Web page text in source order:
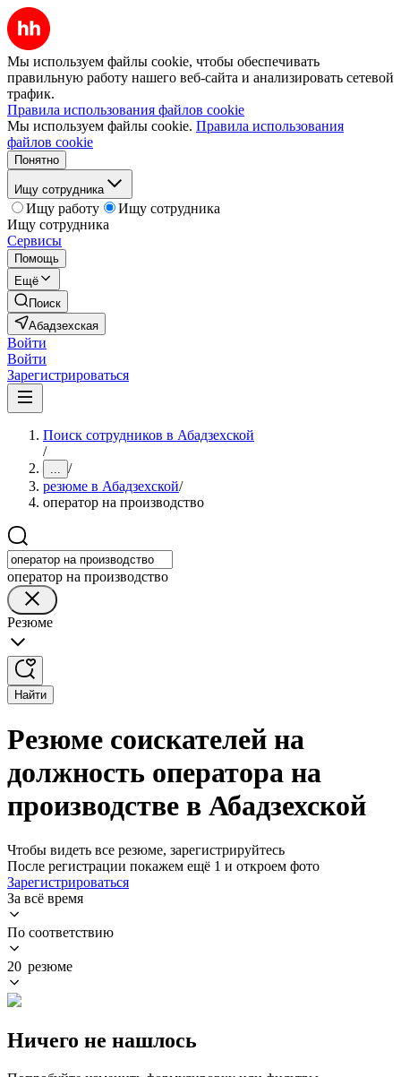
Мы используем файлы cookie, чтобы обеспечивать
правильную работу нашего веб-сайта и анализировать сетевой
трафик.
Правила использования файлов cookie
Мы используем файлы cookie. Правила использования
файлов cookie
Понятно
Ищу сотрудника
Ищу работу
Ищу сотрудника
Ищу сотрудника
Сервисы
Помощь
Ещё
Поиск
Абадзехская
Войти
Войти
Зарегистрироваться
Поиск сотрудников в Абадзехской
/
... /
резюме в Абадзехской/
оператор на производство
оператор на производство
Резюме
Найти
Резюме соискателей на
должность оператора на
производстве в Абадзехской
Чтобы видеть все резюме, зарегистрируйтесь
После регистрации покажем ещё 1 и откроем фото
Зарегистрироваться
За всё время
По соответствию
20 резюме
Ничего не нашлось